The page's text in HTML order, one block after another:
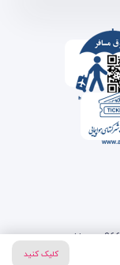
کلیک کنید